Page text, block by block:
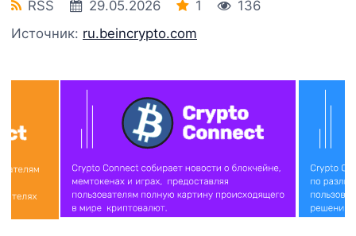
RSS 29.05.2026 1
136
Источник: ru.beincrypto.com